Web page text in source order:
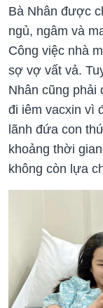
Bà Nhân được
ngủ, ngâm và
Công việc nhà
sợ vợ vất vả.
Nhân cũng phải
đi iêm vacxin vì
lãnh đứa con
khoảng thời
không còn lựa